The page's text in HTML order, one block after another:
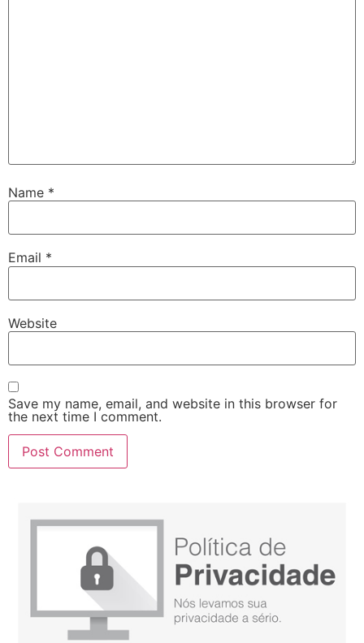
Name *
Email *
Website
Save my name, email, and website in this browser for
the next time I comment.